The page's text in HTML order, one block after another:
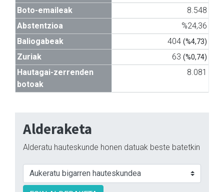
Boto-emaileak
8.548
Abstentzioa
%24,36
Baliogabeak
404 (%4,73)
Zuriak 63 (%0,74)
Hautagai-zerrenden
botoak
8.081
Alderaketa
Alderatu hauteskunde honen datuak beste batetkin